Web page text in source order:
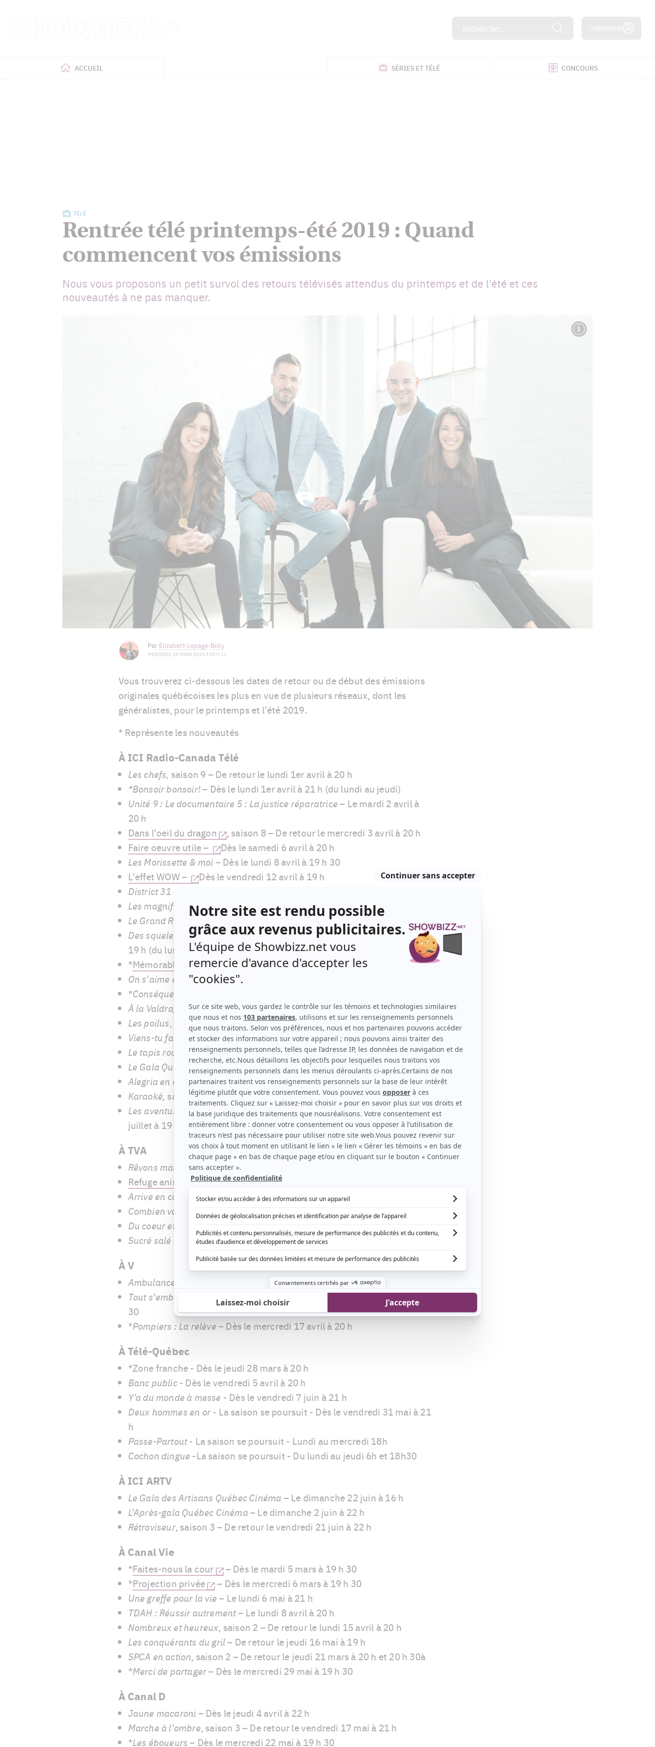
ACCUEIL SÉRIES ET TÉLÉ CONCOURS
TÉLÉ
Rentrée télé printemps-été 2019 : Quand
commencent vos émissions
Nous vous proposons un petit survol des retours télévisés attendus du printemps et de l'été et ces
nouveautés à ne pas manquer.
Par Élizabeth Lepage-Boily
MERCREDI 20 MARS 2019 À 05 H 11
Vous trouverez ci-dessous les dates de retour ou de début des émissions
originales québécoises les plus en vue de plusieurs réseaux, dont les
généralistes, pour le printemps et l'été 2019.
* Représente les nouveautés
À ICI Radio-Canada Télé
Les chefs, saison 9 – De retour le lundi 1er avril à 20 h
*Bonsoir bonsoir! – Dès le lundi 1er avril à 21 h (du lundi au jeudi)
Unité 9 : Le documentaire 5 : La justice réparatrice – Le mardi 2 avril à
20 h
Dans l'oeil du dragon
, saison 8 – De retour le mercredi 3 avril à 20 h
Faire oeuvre utile –
Dès le samedi 6 avril à 20 h
Les Morissette & moi –Dès le lundi 8 avril à 19 h 30
L'effet WOW –
Dès le vendredi 12 avril à 19 h
District 31 - Le documentaire –
Les magnifiques, saison 2 – De retour le jeudi 18 avril à 20 h
Le Grand Rire de..
. – Dès le jeudi 18 avril à 20 h 30
Des squelettes dans le placard,saison 14 – De retour le lundi 22 avril à
19 h (du lundi au jeudi)
*Mémorable!
– Dès le lundi 22 avril à 17 h 30 (du lundi au vendredi)
On s'aime en chien, saison 3 – De retour le mardi 23 avril à 19 h 30
*Conséquences
À la Valdrague, saison 2 – De retour le samedi 27 avril à 18 h 30
Les poilus, saison 2 – De retour le dimanche 19 mai à 19 h 30
Viens-tu faire un tour?, saison 6 – De retour le dimanche 19 mai à 20 h
Le tapis rouge du Gala Québec Cinéma –Le dimanche 2 juin à 19 h 30
Le Gala Québec Cinéma –Le dimanche 2 juin à 20 h
Alegria en coulisses –Le samedi 8 juin à 19 h
Karaoké, saison 1 – Dès le dimanche 7 juillet à 23 h 05
Les aventures du pharmachien,saison 3 – De retour le vendredi 12
juillet à 19 h
À TVA
Rêvons maisons, saison 2 – De retour le jeudi 28 mars à 19 h30
Refuge animal
, saison 5 – De retour le lundi 1er avril à 19 h
Arrive en campagne, saison 4 – De retour le lundi 1er avril à 19 h 30
Combien vaut cette maison –
Dès le lundi 1er avril à 21 h
Du coeur et des bras
Sucré salé –
De retour le lundi 20 mai à 18 h 30 (du lundi au vendredi)
À V
Ambulances animales,
saison 2 – De retour le vendredi 15 mars à 20 h
Tout s'embellit avec Julie
, saison 4 – De retour le mardi 26 mars à 19 h
30
*Pompiers : La relève – Dès le mercredi 17 avril à 20 h
À Télé-Québec
*Zone franche - Dès le jeudi 28 mars à 20 h
Banc public- Dès le vendredi 5 avril à 20 h
Y’a du monde à messe - Dès le vendredi 7 juin à 21 h
Deux hommes en or- La saison se poursuit - Dès le vendredi 31 mai à 21
h
Passe-Partout- La saison se poursuit - Lundi au mercredi 18h
Cochon dingue -La saison se poursuit - Du lundi au jeudi 6h et 18h30
À ICI ARTV
Le Gala des Artisans Québec Cinéma –Le dimanche 22 juin à 16 h
L'Après-gala Québec Cinéma –Le dimanche 2 juin à 22 h
Rétroviseur, saison 3 – De retour le vendredi 21 juin à 22 h
À Canal Vie
*Faites-nous la cour
– Dès le mardi 5 mars à 19 h 30
*Projection privée
– Dès le mercredi 6 mars à 19 h 30
Une greffe pour la vie – Le lundi 6 mai à 21 h
TDAH : Réussir autrement –Le lundi 8 avril à 20 h
Nombreux et heureux, saison 2 – De retour le lundi 15 avril à 20 h
Les conquérants du gril – De retour le jeudi 16 mai à 19 h
SPCA en action, saison 2 – De retour le jeudi 21 mars à 20 h et 20 h 30à
*Merci de partager– Dès le mercredi 29 mai à 19 h 30
À Canal D
Jaune macaroni –Dès le jeudi 4 avril à 22 h
Marche à l'ombre, saison 3 – De retour le vendredi 17 mai à 21 h
*Les éboueurs – Dès le mercredi 22 mai à 19 h 30